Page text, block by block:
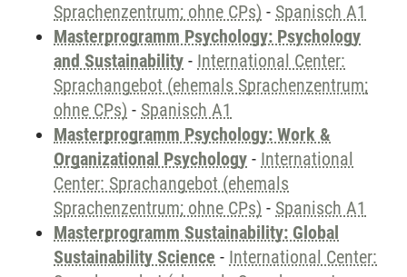
Sprachenzentrum; ohne CPs) - Spanisch A1
Masterprogramm Psychology: Psychology
and Sustainability - International Center:
Sprachangebot (ehemals Sprachenzentrum;
ohne CPs) - Spanisch A1
Masterprogramm Psychology: Work &
Organizational Psychology - International
Center: Sprachangebot (ehemals
Sprachenzentrum; ohne CPs) - Spanisch A1
Masterprogramm Sustainability: Global
Sustainability Science - International Center: